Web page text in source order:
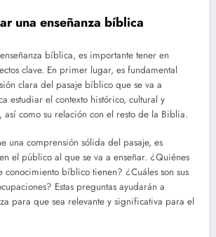
una enseñanza bíblica
bíblica, es importante tener en
clave. En primer lugar, es fundamental
clara del pasaje bíblico que se va a
estudiar el contexto histórico, cultural y
así como su relación con el resto de la Biblia.
una comprensión sólida del pasaje, es
el público al que se va a enseñar. ¿Quiénes
conocimiento bíblico tienen? ¿Cuáles son sus
Estas preguntas ayudarán a
para que sea relevante y significativa para el